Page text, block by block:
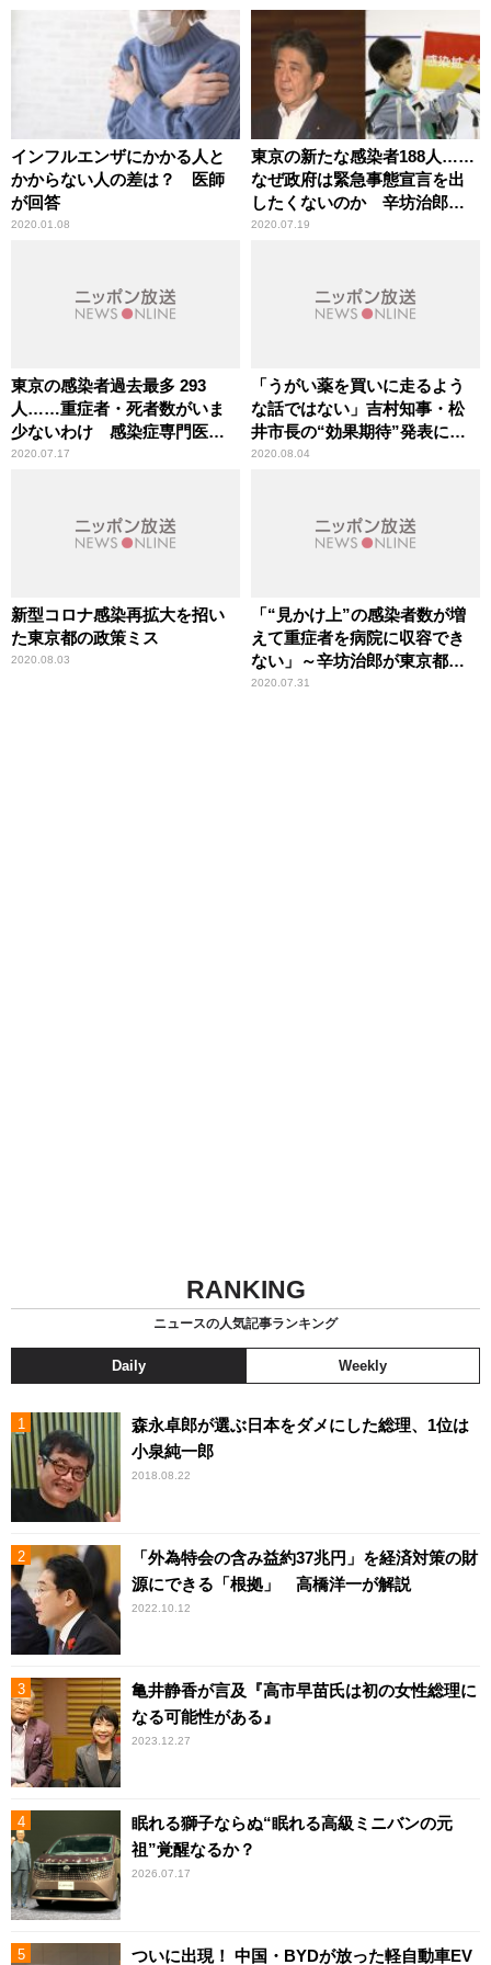
インフルエンザにかかる人と
かからない人の差は？ 医師
が回答
2020.01.08
東京の新たな感染者188人……
なぜ政府は緊急事態宣言を出
したくないのか 辛坊治郎が
持論
2020.07.19
東京の感染者過去最多 293
人……重症者・死者数がいま
少ないわけ 感染症専門医が
分析
2020.07.17
「うがい薬を買いに走るよう
な話ではない」吉村知事・松
井市長の“効果期待”発表に辛
坊治郎が疑問
2020.08.04
新型コロナ感染再拡大を招い
た東京都の政策ミス
2020.08.03
「“見かけ上”の感染者数が増
えて重症者を病院に収容でき
ない」～辛坊治郎が東京都の
コロナ対策を一刀両断
2020.07.31
RANKING
ニュースの人気記事ランキング
Daily Weekly
森永卓郎が選ぶ日本をダメにした総理、1位は
小泉純一郎
2018.08.22
「外為特会の含み益約37兆円」を経済対策の財
源にできる「根拠」 高橋洋一が解説
2022.10.12
亀井静香が言及『高市早苗氏は初の女性総理に
なる可能性がある』
2023.12.27
眠れる獅子ならぬ“眠れる高級ミニバンの元
祖”覚醒なるか？
2026.07.17
ついに出現！ 中国・BYDが放った軽自動車EV